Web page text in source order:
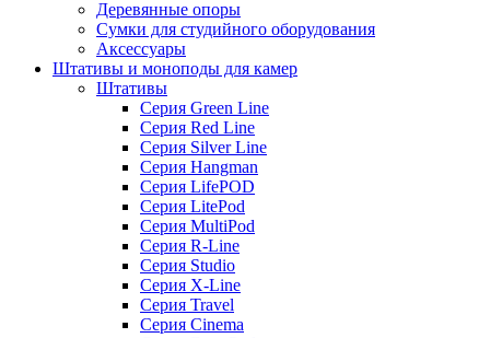
Деревянные опоры
Сумки для студийного оборудования
Аксессуары
Штативы и моноподы для камер
Штативы
Серия Green Line
Серия Red Line
Серия Silver Line
Серия Hangman
Серия LifePOD
Серия LitePod
Серия MultiPod
Серия R-Line
Серия Studio
Серия X-Line
Серия Travel
Серия Cinema